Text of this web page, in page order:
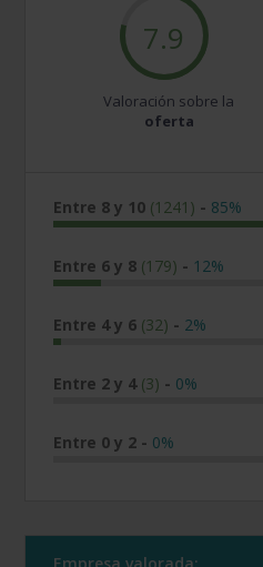
7.9
Valoración sobre la
oferta
Entre 8 y 10 (1241) - 85%
Entre 6 y 8 (179) - 12%
Entre 4 y 6 (32) - 2%
Entre 2 y 4 (3) - 0%
Entre 0 y 2 - 0%